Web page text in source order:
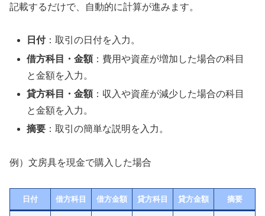
記載するだけで、自動的に計算が進みます。
日付：取引の日付を入力。
借方科目・金額：費用や資産が増加した場合の科目
と金額を入力。
貸方科目・金額：収入や資産が減少した場合の科目
と金額を入力。
摘要 ：取引の簡単な説明を入力。
例）文房具を現金で購入した場合
日付 借方科目 借方金額 貸方科目 貸方金額 摘要